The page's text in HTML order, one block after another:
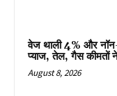
वेज थाली 4% और
प्याज, तेल, गैस कीमतों
August 8, 2026